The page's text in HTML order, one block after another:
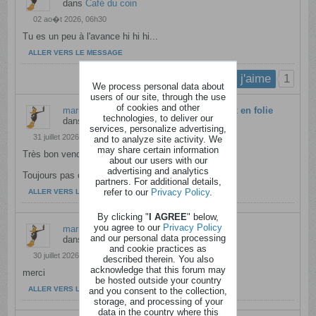
dansCafé du coin
02 ao�t 2026, 06h30
Tu es un peu à l'avance hi hi hi...
ALLER VERS LE MESSAGE
j'aime 1
marianne211167a répondu àChez les cox en folie
dans
Café du coin
31 juillet 2026, 06h24
Très bon vendredi à vous
Toujours pas eu de pluie par ici
ALLER VERS LE MESSAGE
marianne211167a répondu àRécap 31l07
dans
Anciens messages
30 juillet 2026, 18h08
merci
ALLER VERS LE MESSAGE
We process personal data about
users of our site, through the use
of cookies and other
technologies, to deliver our
services, personalize advertising,
and to analyze site activity. We
may share certain information
about our users with our
advertising and analytics
partners. For additional details,
refer to our Privacy Policy.
By clicking "I AGREE" below,
you agree to our Privacy Policy
and our personal data processing
and cookie practices as
described therein. You also
acknowledge that this forum may
be hosted outside your country
and you consent to the collection,
storage, and processing of your
data in the country where this